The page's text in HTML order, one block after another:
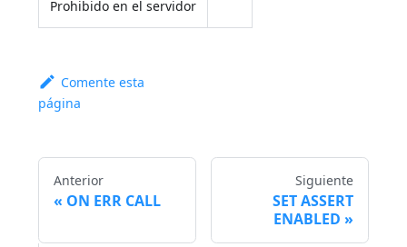
Prohibido en el servidor
Comente esta
página
Anterior
ON ERR CALL
Siguiente
SET ASSERT
ENABLED